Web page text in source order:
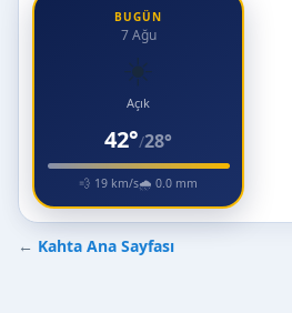
BUGÜN
7 Ağu
☀️
Açık
42°/28°
💨 19 km/s🌧 0.0 mm
← Kahta Ana Sayfası